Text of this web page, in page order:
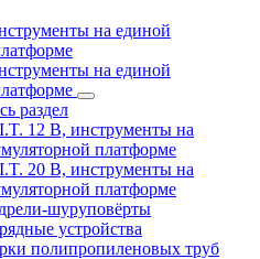
на единой
на единой
раздел
12 В, инструменты на
платформе
20 В, инструменты на
платформе
шуруповёрты
устройства
полипропиленовых труб